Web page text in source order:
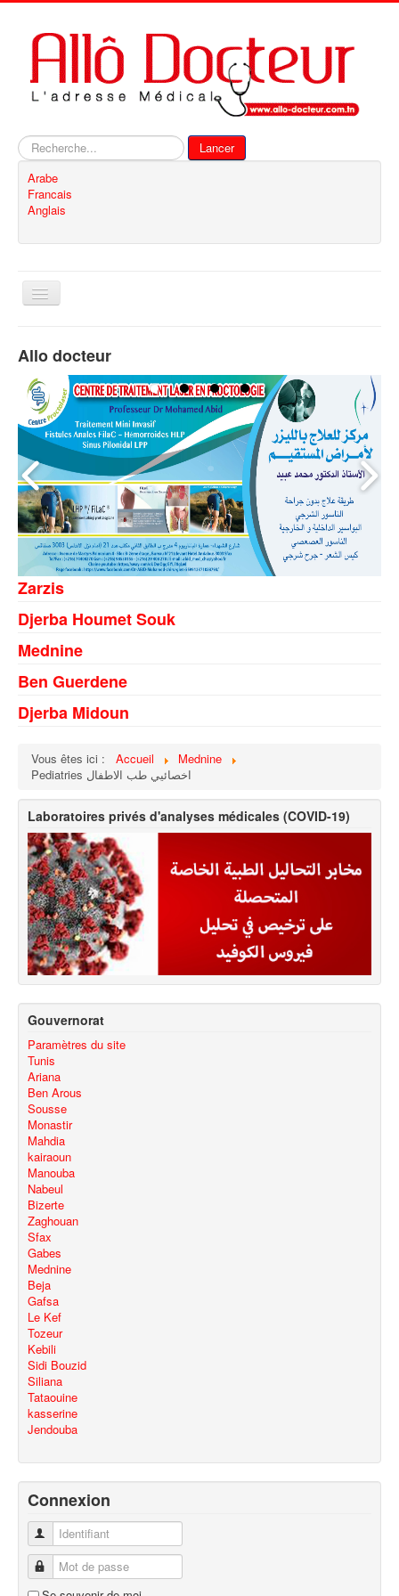
Rechercher
Lancer
Arabe
Francais
Anglais
Basculer
Contact
Allo docteur
Zarzis
Djerba Houmet Souk
Mednine
Ben Guerdene
Djerba Midoun
Vous êtes ici : Accueil
Mednine
Pediatries اخصائيي طب الاطفال
Laboratoires privés d'analyses médicales (COVID-19)
Gouvernorat
Paramètres du site
Tunis
Ariana
Ben Arous
Sousse
Monastir
Mahdia
kairaoun
Manouba
Nabeul
Bizerte
Zaghouan
Sfax
Gabes
Mednine
Beja
Gafsa
Le Kef
Tozeur
Kebili
Sidi Bouzid
Siliana
Tataouine
kasserine
Jendouba
Connexion
Identifiant
Mot de passe